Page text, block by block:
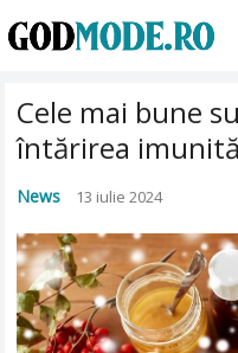
Cele mai bune
întărirea
News 13 iulie 2024